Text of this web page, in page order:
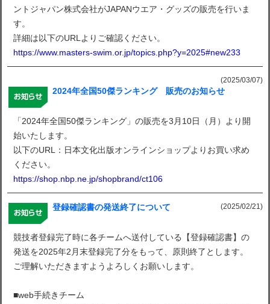
ントジャパン株式会社がJAPANウエア・グッズの販売を行いま
す。
詳細は以下のURLよりご確認ください。
https://www.masters-swim.or.jp/topics.php?y=2025#new233
(2025/03/07)
2024年全国50傑ランキング 販売のお知らせ
「2024年全国50傑ランキング」の販売を3月10日（月）より開
始いたします。
以下のURL：日本文化出版オンラインショップよりお買い求め
ください。
https://shop.nbp.ne.jp/shopbrand/ct106
(2025/02/21)
登録確認書の発送終了について
競技者登録完了時に各チームへ送付している【登録確認書】の
発送を2025年2月末登録完了分をもって、原則終了とします。
ご理解いただきますようよろしくお願いします。
■web手続きチーム